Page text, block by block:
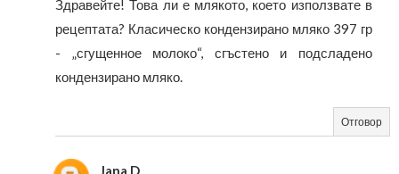
Здравейте! Това ли е млякото, което използвате в
рецептата? Класическо кондензирано мляко 397 гр
- „сгущенное молоко“, сгъстено и подсладено
кондензирано мляко.
Отговор
Jana D